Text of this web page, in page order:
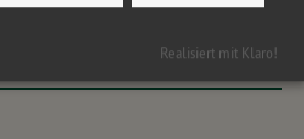
Realisiert mit Klaro!